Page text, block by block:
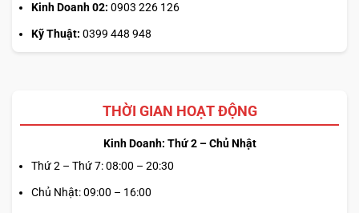
Kinh Doanh 02: 0903 226 126
Kỹ Thuật: 0399 448 948
THỜI GIAN HOẠT ĐỘNG
Kinh Doanh: Thứ 2 – Chủ Nhật
Thứ 2 – Thứ 7: 08:00 – 20:30
Chủ Nhật: 09:00 – 16:00